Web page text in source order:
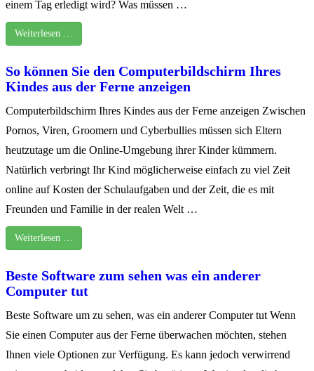
einem Tag erledigt wird? Was müssen …
Weiterlesen …
So können Sie den Computerbildschirm Ihres
Kindes aus der Ferne anzeigen
Computerbildschirm Ihres Kindes aus der Ferne anzeigen Zwischen
Pornos, Viren, Groomern und Cyberbullies müssen sich Eltern
heutzutage um die Online-Umgebung ihrer Kinder kümmern.
Natürlich verbringt Ihr Kind möglicherweise einfach zu viel Zeit
online auf Kosten der Schulaufgaben und der Zeit, die es mit
Freunden und Familie in der realen Welt …
Weiterlesen …
Beste Software zum sehen was ein anderer
Computer tut
Beste Software um zu sehen, was ein anderer Computer tut Wenn
Sie einen Computer aus der Ferne überwachen möchten, stehen
Ihnen viele Optionen zur Verfügung. Es kann jedoch verwirrend